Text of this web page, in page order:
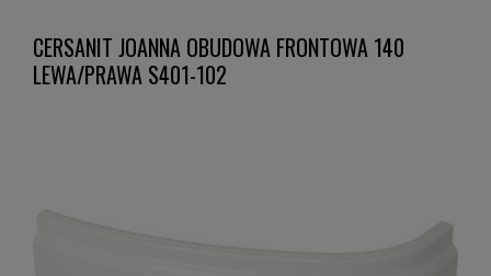
CERSANIT JOANNA OBUDOWA FRONTOWA 140
LEWA/PRAWA S401-102